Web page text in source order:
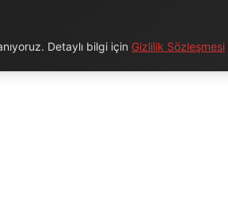
Detaylı bilgi için Gizlilik Sözleşmesi